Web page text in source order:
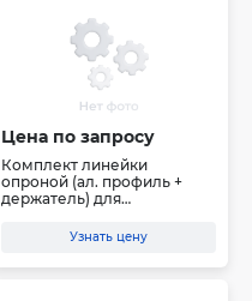
Цена по запросу
Комплект линейки
опроной (ал. профиль +
держатель) для
Узнать цену